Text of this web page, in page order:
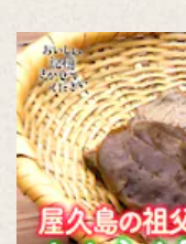
煮る音……。
料理の音を一つひとつ
「応援する料理」のCM
みなさんの日常でも、
「がんばれ！」と「が
をつくりたい。」のキ